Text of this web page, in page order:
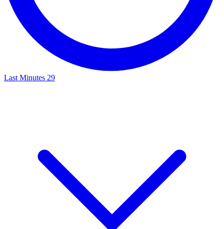
Last Minutes 29